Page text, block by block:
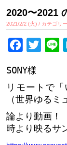
2020〜2021
2021/2/2 (火) / カテゴリ
Facebook
Twitter
SONY様
リモートで
（世界ゆるミ
論より動画！
時より映るサ